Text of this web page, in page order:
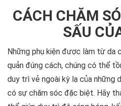
CÁCH CHĂM
SẤU
Những phụ kiện được làm từ da
quản đúng cách, chúng có thể
duy trì vẻ ngoài kỳ lạ của những
có sự chăm sóc đặc biệt. Hãy